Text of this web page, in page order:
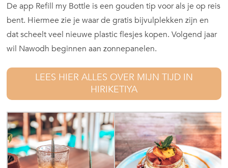
De app Refill my Bottle is een gouden tip voor als je op reis
bent. Hiermee zie je waar de gratis bijvulplekken zijn en
dat scheelt veel nieuwe plastic flesjes kopen. Volgend jaar
wil Nawodh beginnen aan zonnepanelen.
LEES HIER ALLES OVER MIJN TIJD IN
HIRIKETIYA